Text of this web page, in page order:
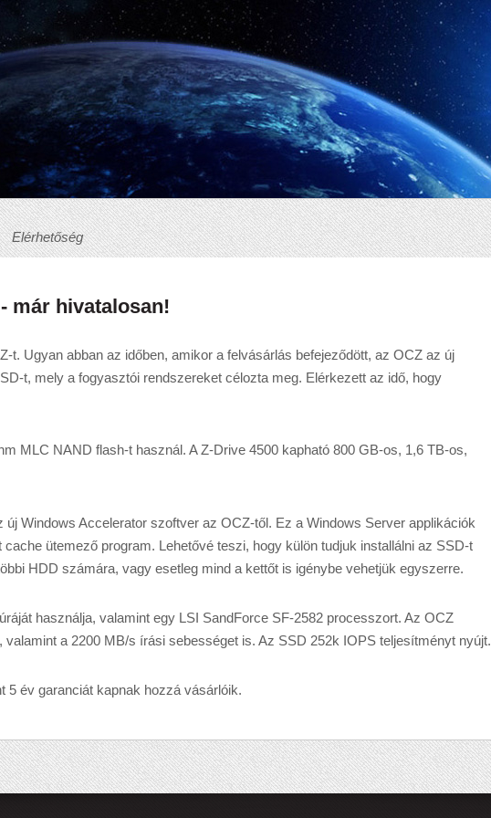
Elérhetőség
már hivatalosan!
t. Ugyan abban az időben, amikor a felvásárlás befejeződött, az OCZ az új
t, mely a fogyasztói rendszereket célozta meg. Elérkezett az idő, hogy
MLC NAND flash-t használ. A Z-Drive 4500 kapható 800 GB-os, 1,6 TB-os,
új Windows Accelerator szoftver az OCZ-től. Ez a Windows Server applikációk
ütemező program. Lehetővé teszi, hogy külön tudjuk installálni az SSD-t
HDD számára, vagy esetleg mind a kettőt is igénybe vehetjük egyszerre.
használja, valamint egy LSI SandForce SF-2582 processzort. Az OCZ
a 2200 MB/s írási sebességet is. Az SSD 252k IOPS teljesítményt nyújt.
5 év garanciát kapnak hozzá vásárlóik.